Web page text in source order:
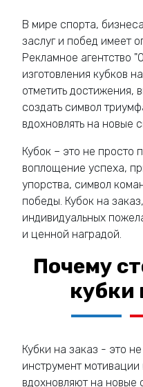
В мире спорта,
заслуг и побед имеет
Рекламное агентство
изготовления кубков
отметить достижения,
создать символ
вдохновлять на новые
Кубок – это не просто
воплощение успеха,
упорства, символ
победы. Кубок на
индивидуальных
и ценной наградой.
Почему
кубки
Кубки на заказ - это
инструмент
вдохновляют на новые